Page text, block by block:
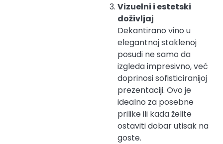
Vizuelni i estetski
doživljaj
Dekantirano vino u
elegantnoj staklenoj
posudi ne samo da
izgleda impresivno, već
doprinosi sofisticiranijoj
prezentaciji. Ovo je
idealno za posebne
prilike ili kada želite
ostaviti dobar utisak na
goste.